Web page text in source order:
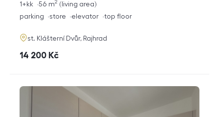
rozměry
disposition
1+kk living area
56 m2
funkce
parking store elevator top floor
adresa
st. Klášterní Dvůr, Rajhrad
cena
14 200 Kč